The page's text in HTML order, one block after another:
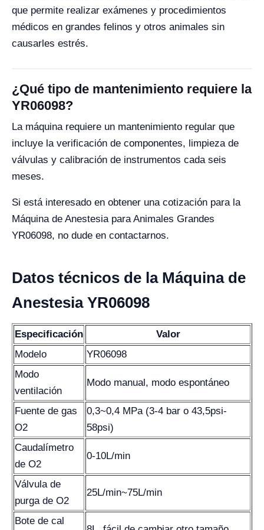
que permite realizar exámenes y procedimientos
médicos en grandes felinos y otros animales sin
causarles estrés.
¿Qué tipo de mantenimiento requiere la
YR06098?
La máquina requiere un mantenimiento regular que
incluye la verificación de componentes, limpieza de
válvulas y calibración de instrumentos cada seis
meses.
Si está interesado en obtener una cotización para la
Máquina de Anestesia para Animales Grandes
YR06098, no dude en contactarnos.
Datos técnicos de la Máquina de
Anestesia YR06098
Especificación
Valor
Modelo
YR06098
Modo
ventilación
Modo manual, modo espontáneo
Fuente de gas
O2
0,3~0,4 MPa (3-4 bar o 43,5psi-
58psi)
Caudalímetro
de O2
0-10L/min
Válvula de
purga de O2
25L/min~75L/min
Bote de cal